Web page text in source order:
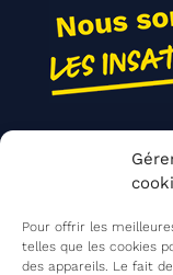
Pour offrir les
telles que les cookies
des appareils. Le fait
Agir